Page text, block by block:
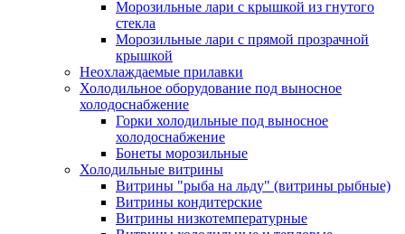
Морозильные лари с крышкой из гнутого
стекла
Морозильные лари с прямой прозрачной
крышкой
Неохлаждаемые прилавки
Холодильное оборудование под выносное
холодоснабжение
Горки холодильные под выносное
холодоснабжение
Бонеты морозильные
Холодильные витрины
Витрины "рыба на льду" (витрины рыбные)
Витрины кондитерские
Витрины низкотемпературные